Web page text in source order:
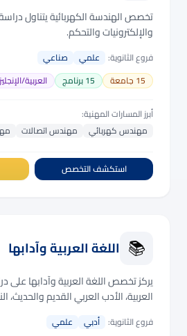
تخصص الهندسة الكهربائية يتناول
والإلكترونيات والتحكم.
فروع الثانوية: علمي
صناعي
15 جامعة 15برنامج العربية/
أبرز المسارات المهنية:
مهندس كهربائي
مهندس اتصالات
استكشف التخصص
📚 اللغة العربية وآدابها
يركز تخصص اللغة العربية وآدابها على
العربية، الأدب العربي القديم والحديث،
فروع الثانوية: أدبي
علمي